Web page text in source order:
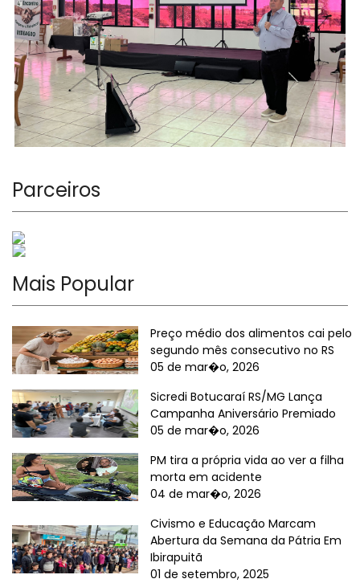
Parceiros
Mais Popular
Preço médio dos alimentos cai pelo
segundo mês consecutivo no RS
05 de mar�o, 2026
Sicredi Botucaraí RS/MG Lança
Campanha Aniversário Premiado
05 de mar�o, 2026
PM tira a própria vida ao ver a filha
morta em acidente
04 de mar�o, 2026
Civismo e Educação Marcam
Abertura da Semana da Pátria Em
Ibirapuitã
01 de setembro, 2025